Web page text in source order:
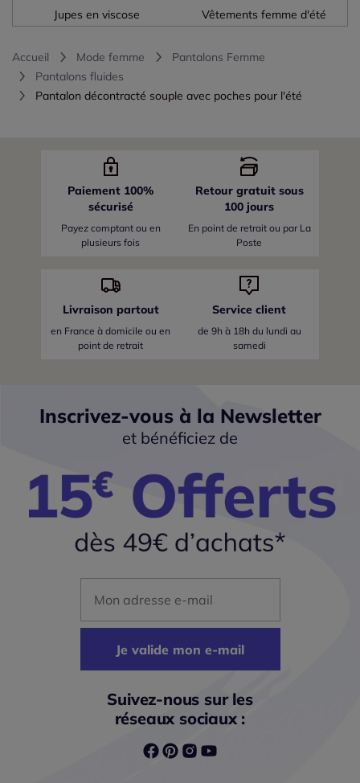
Jupes en viscose Vêtements femme d'été
Accueil Mode femme
Pantalons Femme
Pantalons fluides
Pantalon décontracté souple avec poches pour l'été
Paiement 100%
sécurisé
Payez comptant ou en
plusieurs fois
Retour gratuit sous
100 jours
En point de retrait ou par La
Poste
Livraison partout
en France à domicile ou en
point de retrait
Service client
de 9h à 18h du lundi au
samedi
Inscrivez-vous à la Newsletter
et bénéficiez de
Je valide mon e-mail
Suivez-nous sur les
réseaux sociaux :